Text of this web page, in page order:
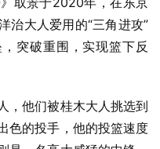
治大人爱用的“三角进攻”
突破重围，实现篮下反
，他们被桂木大人挑选到
色的投手，他的投篮速度